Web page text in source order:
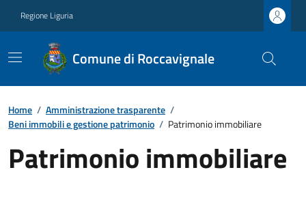
Regione Liguria
Comune di Roccavignale
Home / Amministrazione trasparente /
Beni immobili e gestione patrimonio / Patrimonio immobiliare
Patrimonio immobiliare